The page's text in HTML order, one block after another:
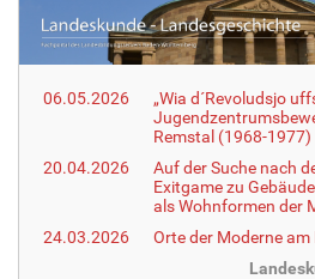
:
06.05.2026
„Wia d´Revoludsjo
Remstal (1968-1977)
20.04.2026
Auf der Suche nach
Exitgame zu
als Wohnformen der
24.03.2026
Orte der Moderne am